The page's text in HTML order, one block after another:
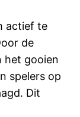
actief te
de
het gooien
spelers op
Dit